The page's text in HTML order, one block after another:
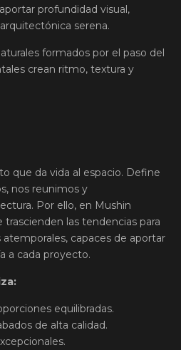
profundidad visual,
serena.
formados por el paso del
crean ritmo, textura y
que da vida al espacio. Define
nos reunimos y
Por ello, en Mushin
las tendencias para
capaces de aportar
a cada proyecto.
equilibradas.
de alta calidad.